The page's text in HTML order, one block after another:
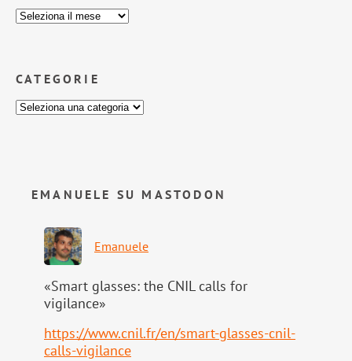
CATEGORIE
EMANUELE SU MASTODON
Emanuele
«Smart glasses: the CNIL calls for
vigilance»
https://www.cnil.fr/en/smart-glasses-cnil-
calls-vigilance